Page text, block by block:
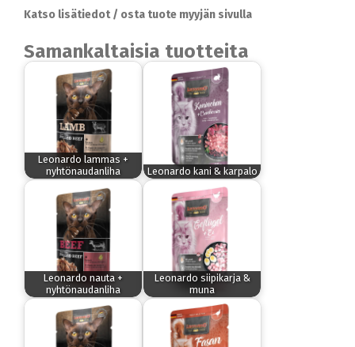
Katso lisätiedot / osta tuote myyjän sivulla
Samankaltaisia tuotteita
Leonardo lammas +
nyhtönaudanliha
Leonardo kani & karpalo
Leonardo nauta +
nyhtönaudanliha
Leonardo siipikarja &
muna